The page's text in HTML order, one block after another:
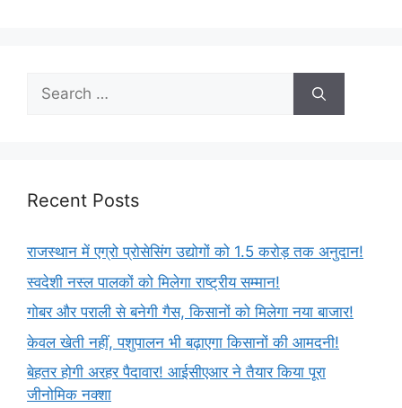
Recent Posts
राजस्थान में एग्रो प्रोसेसिंग उद्योगों को 1.5 करोड़ तक अनुदान!
स्वदेशी नस्ल पालकों को मिलेगा राष्ट्रीय सम्मान!
गोबर और पराली से बनेगी गैस, किसानों को मिलेगा नया बाजार!
केवल खेती नहीं, पशुपालन भी बढ़ाएगा किसानों की आमदनी!
बेहतर होगी अरहर पैदावार! आईसीएआर ने तैयार किया पूरा
जीनोमिक नक्शा